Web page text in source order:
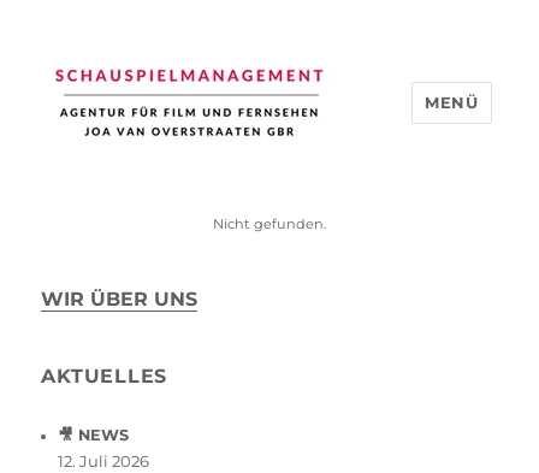
MENÜ
Nicht gefunden.
WIR ÜBER UNS
AKTUELLES
🎥 NEWS
12. Juli 2026